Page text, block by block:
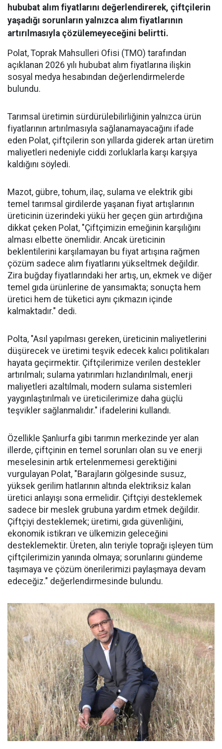
hububat alım fiyatlarını değerlendirerek, çiftçilerin
yaşadığı sorunların yalnızca alım fiyatlarının
artırılmasıyla çözülemeyeceğini belirtti.
Polat, Toprak Mahsulleri Ofisi (TMO) tarafından
açıklanan 2026 yılı hububat alım fiyatlarına ilişkin
sosyal medya hesabından değerlendirmelerde
bulundu.
Tarımsal üretimin sürdürülebilirliğinin yalnızca ürün
fiyatlarının artırılmasıyla sağlanamayacağını ifade
eden Polat, çiftçilerin son yıllarda giderek artan üretim
maliyetleri nedeniyle ciddi zorluklarla karşı karşıya
kaldığını söyledi.
Mazot, gübre, tohum, ilaç, sulama ve elektrik gibi
temel tarımsal girdilerde yaşanan fiyat artışlarının
üreticinin üzerindeki yükü her geçen gün artırdığına
dikkat çeken Polat, "Çiftçimizin emeğinin karşılığını
alması elbette önemlidir. Ancak üreticinin
beklentilerini karşılamayan bu fiyat artışına rağmen
çözüm sadece alım fiyatlarını yükseltmek değildir.
Zira buğday fiyatlarındaki her artış, un, ekmek ve diğer
temel gıda ürünlerine de yansımakta; sonuçta hem
üretici hem de tüketici aynı çıkmazın içinde
kalmaktadır." dedi.
Polta, "Asıl yapılması gereken, üreticinin maliyetlerini
düşürecek ve üretimi teşvik edecek kalıcı politikaları
hayata geçirmektir. Çiftçilerimize verilen destekler
artırılmalı; sulama yatırımları hızlandırılmalı, enerji
maliyetleri azaltılmalı, modern sulama sistemleri
yaygınlaştırılmalı ve üreticilerimize daha güçlü
teşvikler sağlanmalıdır." ifadelerini kullandı.
Özellikle Şanlıurfa gibi tarımın merkezinde yer alan
illerde, çiftçinin en temel sorunları olan su ve enerji
meselesinin artık ertelenmemesi gerektiğini
vurgulayan Polat, "Barajların gölgesinde susuz,
yüksek gerilim hatlarının altında elektriksiz kalan
üretici anlayışı sona ermelidir. Çiftçiyi desteklemek
sadece bir meslek grubuna yardım etmek değildir.
Çiftçiyi desteklemek; üretimi, gıda güvenliğini,
ekonomik istikrarı ve ülkemizin geleceğini
desteklemektir. Üreten, alın teriyle toprağı işleyen tüm
çiftçilerimizin yanında olmaya; sorunlarını gündeme
taşımaya ve çözüm önerilerimizi paylaşmaya devam
edeceğiz." değerlendirmesinde bulundu.